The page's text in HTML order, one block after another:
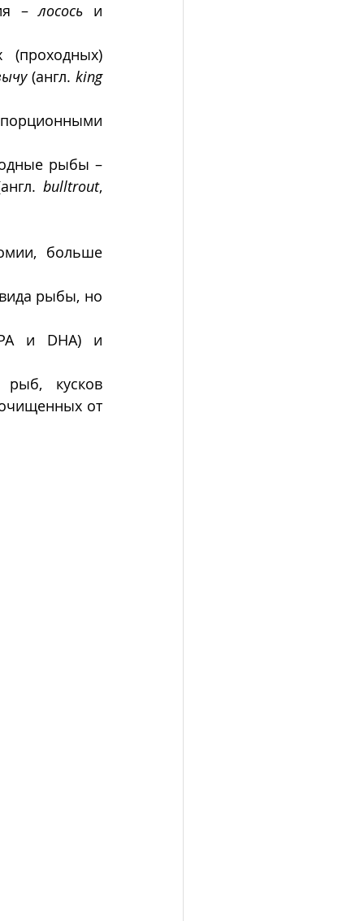
– лосось
(англ. king
bulltrout
больше
рыбы, но
и DHA) и
кусков
от